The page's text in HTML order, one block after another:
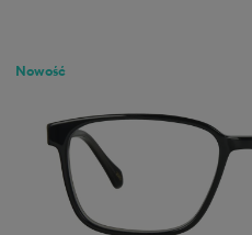
Nowość